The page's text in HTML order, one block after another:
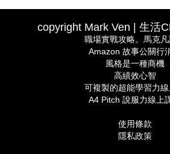
copyright Mark Ven | 生活
職場實戰攻略。馬克
Amazon 故事公關行
風格是一種商機
高績效心智
可複製的超能學習力
A4 Pitch 說服力線上
使用條款
隱私政策